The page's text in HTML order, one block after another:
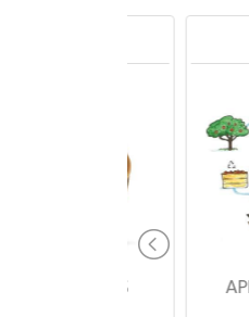
APPLE